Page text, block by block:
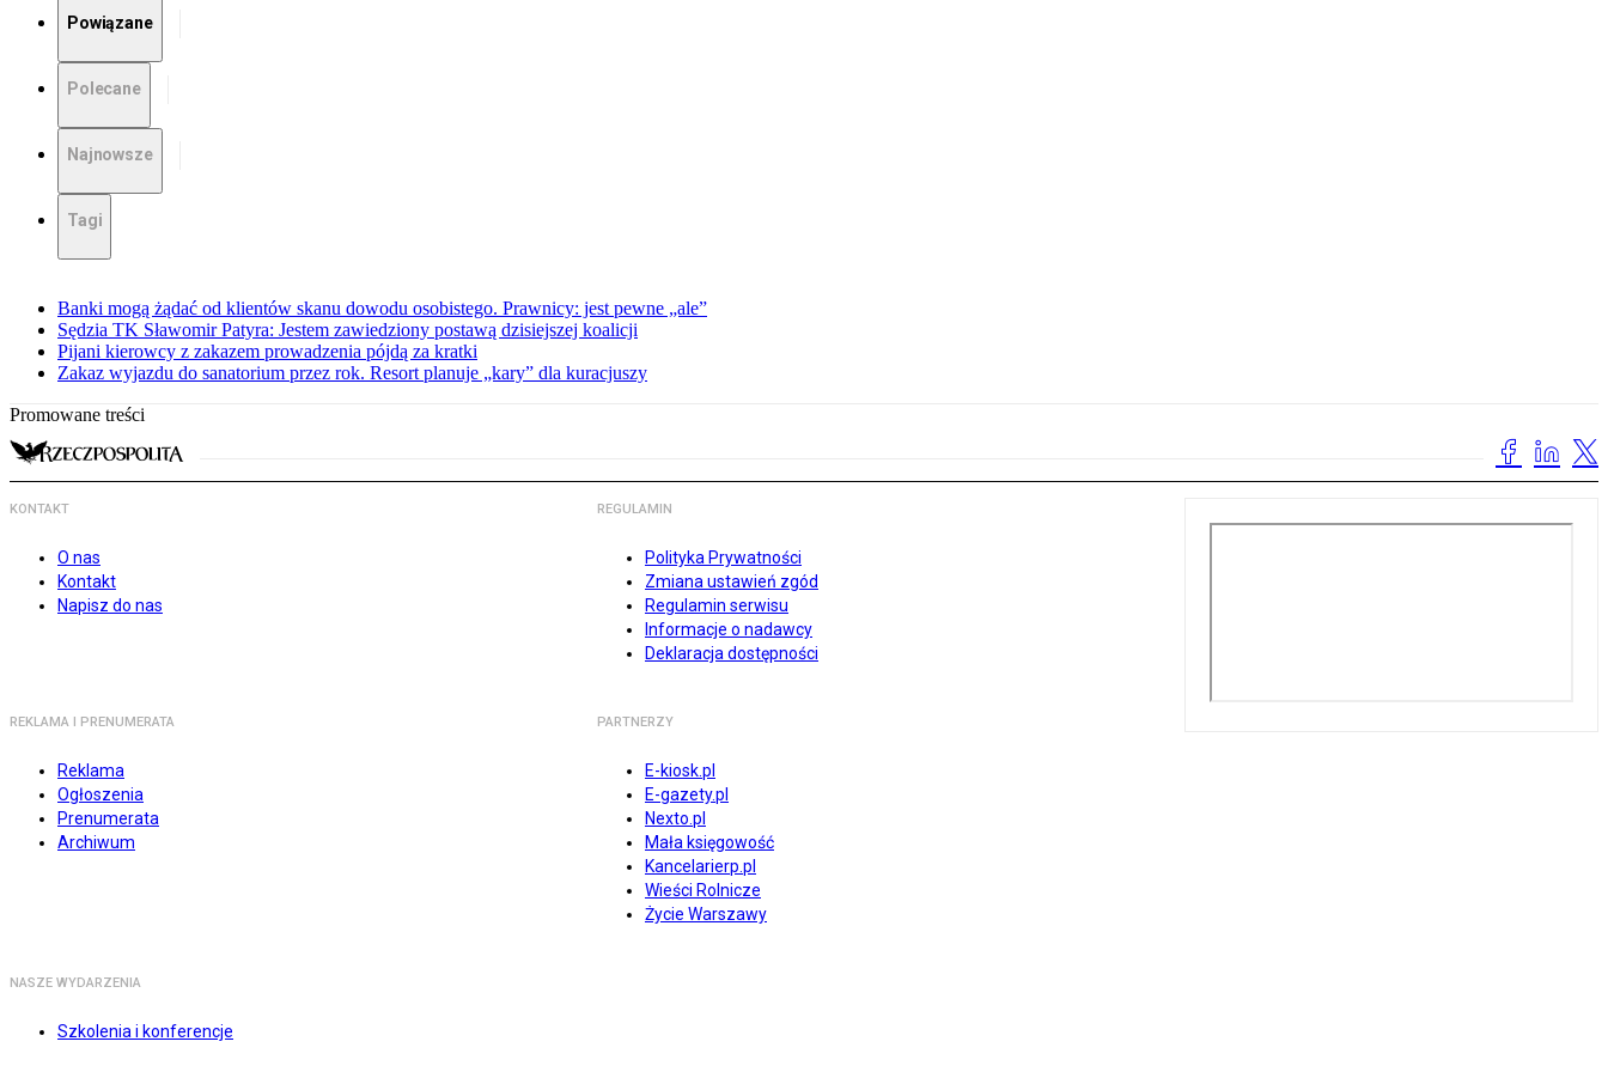
Powiązane
Polecane
Najnowsze
Tagi
Banki mogą żądać od klientów skanu dowodu osobistego. Prawnicy: jest pewne „ale”
Sędzia TK Sławomir Patyra: Jestem zawiedziony postawą dzisiejszej koalicji
Pijani kierowcy z zakazem prowadzenia pójdą za kratki
Zakaz wyjazdu do sanatorium przez rok. Resort planuje „kary” dla kuracjuszy
Promowane treści
KONTAKT
O nas
Kontakt
Napisz do nas
REGULAMIN
Polityka Prywatności
Zmiana ustawień zgód
Regulamin serwisu
Informacje o nadawcy
Deklaracja dostępności
REKLAMA I PRENUMERATA
Reklama
Ogłoszenia
Prenumerata
Archiwum
PARTNERZY
E-kiosk.pl
E-gazety.pl
Nexto.pl
Mała księgowość
Kancelarierp.pl
Wieści Rolnicze
Życie Warszawy
NASZE WYDARZENIA
Szkolenia i konferencje